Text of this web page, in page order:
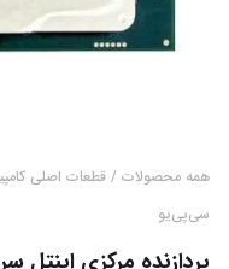
همه محصولات / قطعات اصلی
سی‌پی‌یو